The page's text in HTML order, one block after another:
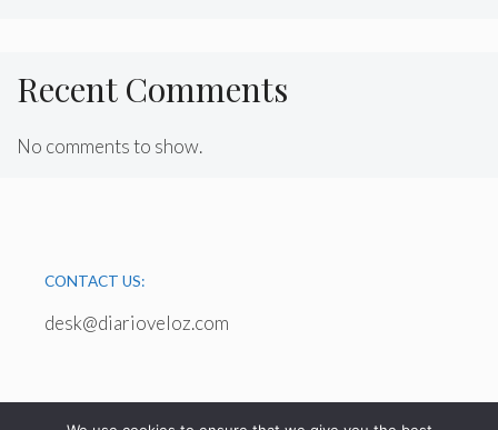
Recent Comments
No comments to show.
CONTACT US:
desk@diarioveloz.com